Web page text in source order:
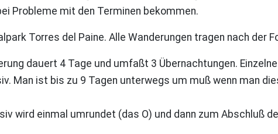
Probleme mit den Terminen bekommen.
Torres del Paine. Alle Wanderungen tragen nach der
dauert 4 Tage und umfaßt 3 Übernachtungen.
Man ist bis zu 9 Tagen unterwegs um muß wenn man
wird einmal umrundet (das O) und dann zum Abschluß